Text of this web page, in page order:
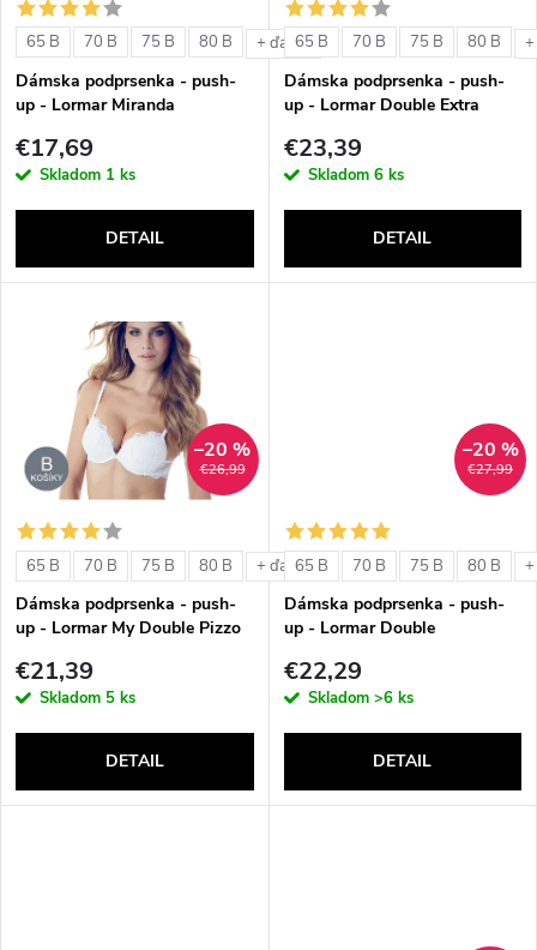
e
p
r
d
t
o
v
s
p
r
o
d
t
o
v
65 B 70 B 75 B 80 B + ďalšie
Dámska podprsenka - push-
up - Lormar Miranda
€17,69
Skladom 1 ks
DETAIL
65 B 70 B 75 B 80 B
Dámska podprsenka - push-
up - Lormar Double Extra
€23,39
Skladom 6 ks
DETAIL
€26,99
–20 %
65 B 70 B 75 B 80 B + ďalšie
Dámska podprsenka - push-
up - Lormar My Double Pizzo
€21,39
Skladom 5 ks
DETAIL
€27,99
–20 %
65 B 70 B 75 B 80 B
Dámska podprsenka - push-
up - Lormar Double
€22,29
Skladom >6 ks
DETAIL